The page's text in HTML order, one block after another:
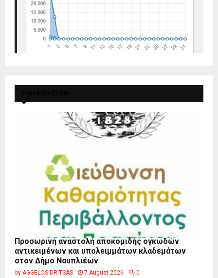
Προσωρινή αναστολή αποκομιδής ογκωδών
αντικειμένων και υπολειμμάτων κλαδεμάτων
στον Δήμο Ναυπλιέων
by AGGELOS DRITSAS 7 August 2026 0